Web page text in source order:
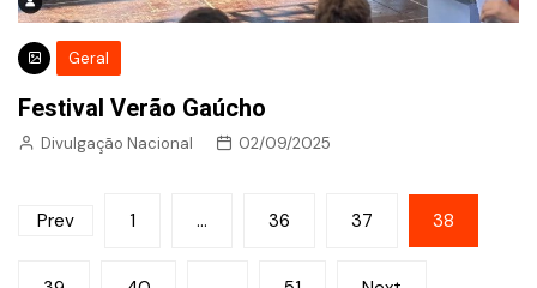
Geral
Festival Verão Gaúcho
Divulgação Nacional 02/09/2025
Paginação
Prev 1 … 36 37 38